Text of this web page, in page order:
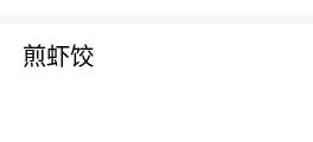
煎虾饺